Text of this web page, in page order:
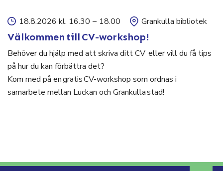
18.8.2026 kl. 16.30 – 18.00 Grankulla bibliotek
Välkommen till CV-workshop!
Behöver du hjälp med att skriva ditt CV eller vill du få tips
på hur du kan förbättra det?
Kom med på en gratis CV-workshop som ordnas i
samarbete mellan Luckan och Grankulla stad!